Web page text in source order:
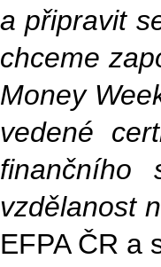
a připravit
chceme
Money
vedené
finančního
vzdělanost
EFPA ČR a